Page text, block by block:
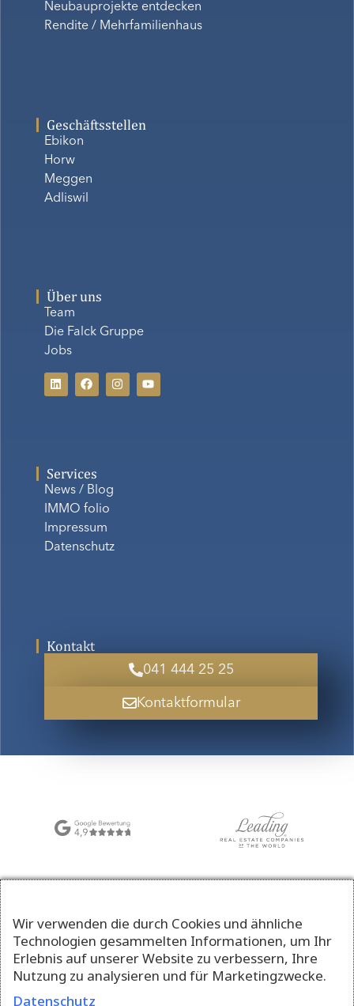
Neubauprojekte entdecken
Rendite / Mehrfamilienhaus
Geschäftsstellen
Ebikon
Horw
Meggen
Adliswil
Über uns
Team
Die Falck Gruppe
Jobs
Services
News / Blog
IMMO folio
Impressum
Datenschutz
Kontakt
041 444 25 25
Kontaktformular
Wir verwenden die durch Cookies und ähnliche
Technologien gesammelten Informationen, um Ihr
Erlebnis auf unserer Website zu verbessern, Ihre
Nutzung zu analysieren und für Marketingzwecke.
Datenschutz